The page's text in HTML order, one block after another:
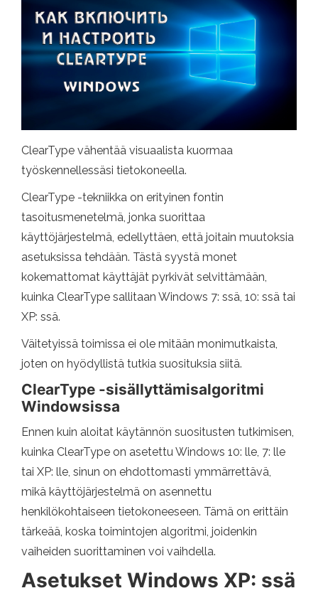
ClearType vähentää visuaalista kuormaa
työskennellessäsi tietokoneella.
ClearType -tekniikka on erityinen fontin
tasoitusmenetelmä, jonka suorittaa
käyttöjärjestelmä, edellyttäen, että joitain muutoksia
asetuksissa tehdään. Tästä syystä monet
kokemattomat käyttäjät pyrkivät selvittämään,
kuinka ClearType sallitaan Windows 7: ssä, 10: ssä tai
XP: ssä.
Väitetyissä toimissa ei ole mitään monimutkaista,
joten on hyödyllistä tutkia suosituksia siitä.
ClearType -sisällyttämisalgoritmi
Windowsissa
Ennen kuin aloitat käytännön suositusten tutkimisen,
kuinka ClearType on asetettu Windows 10: lle, 7: lle
tai XP: lle, sinun on ehdottomasti ymmärrettävä,
mikä käyttöjärjestelmä on asennettu
henkilökohtaiseen tietokoneeseen. Tämä on erittäin
tärkeää, koska toimintojen algoritmi, joidenkin
vaiheiden suorittaminen voi vaihdella.
Asetukset Windows XP: ssä